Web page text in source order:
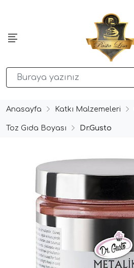
Anasayfa Katkı Malzemeleri
Toz Gıda Boyası Dr.Gusto